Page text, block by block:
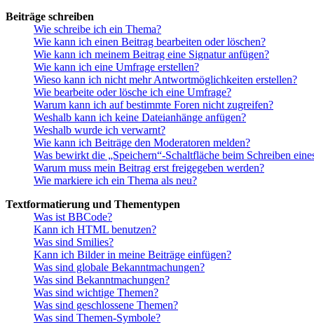
Beiträge schreiben
Wie schreibe ich ein Thema?
Wie kann ich einen Beitrag bearbeiten oder löschen?
Wie kann ich meinem Beitrag eine Signatur anfügen?
Wie kann ich eine Umfrage erstellen?
Wieso kann ich nicht mehr Antwortmöglichkeiten erstellen?
Wie bearbeite oder lösche ich eine Umfrage?
Warum kann ich auf bestimmte Foren nicht zugreifen?
Weshalb kann ich keine Dateianhänge anfügen?
Weshalb wurde ich verwarnt?
Wie kann ich Beiträge den Moderatoren melden?
Was bewirkt die „Speichern“-Schaltfläche beim Schreiben
Warum muss mein Beitrag erst freigegeben werden?
Wie markiere ich ein Thema als neu?
Textformatierung und Thementypen
Was ist BBCode?
Kann ich HTML benutzen?
Was sind Smilies?
Kann ich Bilder in meine Beiträge einfügen?
Was sind globale Bekanntmachungen?
Was sind Bekanntmachungen?
Was sind wichtige Themen?
Was sind geschlossene Themen?
Was sind Themen-Symbole?